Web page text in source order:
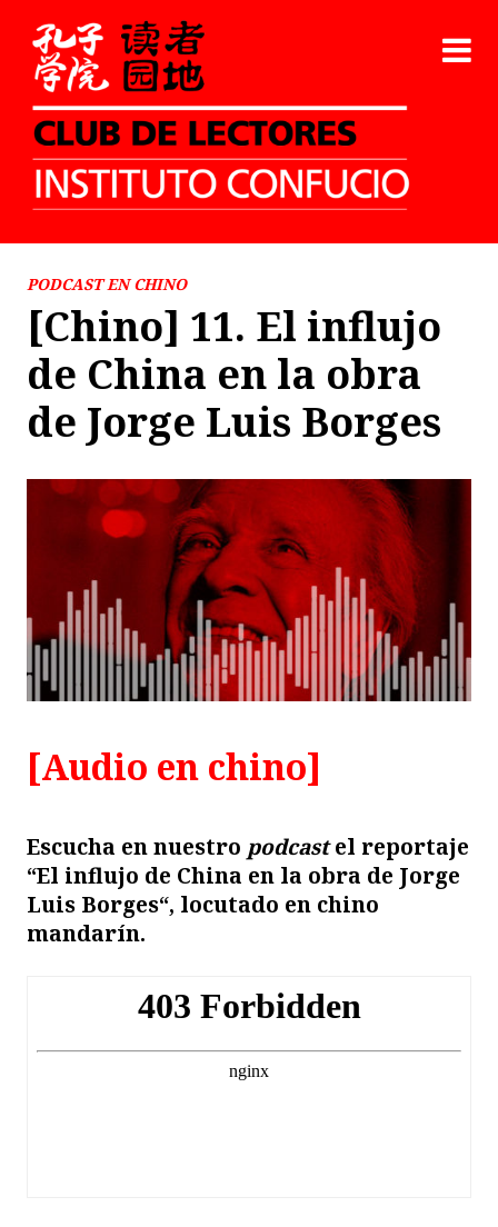
PODCAST EN CHINO
[Chino] 11. El influjo
de China en la obra
de Jorge Luis Borges
[Audio en chino]
Escucha en nuestro podcastel reportaje
“El influjo de China en la obra de Jorge
Luis Borges“, locutado en chino
mandarín.